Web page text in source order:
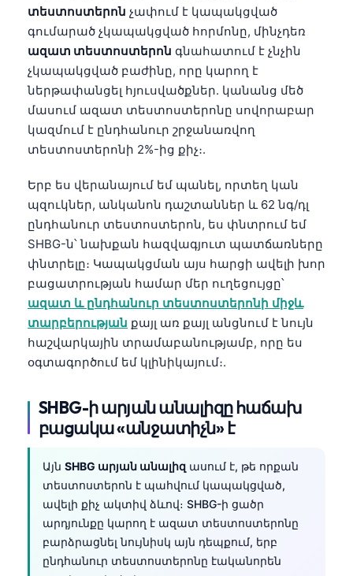
տեստոստերոն չափում է կապակցված
գումարած չկապակցված հորմոնը, մինչդեռ
ազատ տեստոստերոն գնահատում է չնչին
չկապակցված բաժինը, որը կարող է
ներթափանցել հյուսվածքներ. կանանց մեծ
մասում ազատ տեստոստերոնը սովորաբար
կազմում է ընդհանուր շրջանառվող
տեստոստերոնի 2%-ից քիչ։.
Երբ ես վերանայում եմ պանել, որտեղ կան
պզուկներ, անկանոն դաշտաններ և 62 նգ/դլ
ընդհանուր տեստոստերոն, ես փնտրում եմ
SHBG-ն՝ նախքան հազվագյուտ պատճառները
փնտրելը։ Կապակցման այս հարցի ավելի խոր
բացատրության համար մեր ուղեցույցը՝
ազատ և ընդհանուր տեստոստերոնի միջև
տարբերության քայլ առ քայլ անցնում է նույն
հաշվարկային տրամաբանությամբ, որը ես
օգտագործում եմ կլինիկայում։.
SHBG-ի արյան անալիզը հաճախ
բացակա «անջատիչն» է
Այն SHBG արյան անալիզ ասում է, թե որքան
տեստոստերոն է պահվում կապակցված,
ավելի քիչ ակտիվ ձևով։ SHBG-ի ցածր
արդյունքը կարող է ազատ տեստոստերոնը
բարձրացնել նույնիսկ այն դեպքում, երբ
ընդհանուր տեստոստերոնը էականորեն